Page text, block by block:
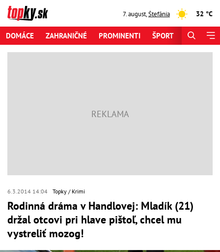
7. august,Štefánia 32 °C
DOMÁCE ZAHRANIČNÉ PROMINENTI ŠPORT
6.3.2014 14:04 Topky Krimi
Rodinná dráma v Handlovej: Mladík (21)
držal otcovi pri hlave pištoľ, chcel mu
vystreliť mozog!